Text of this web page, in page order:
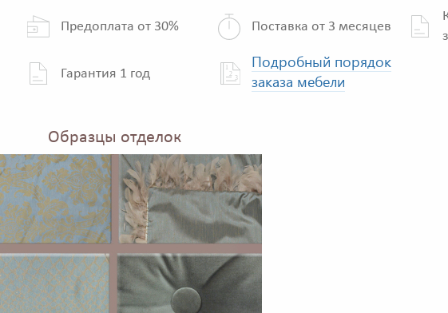
Предоплата от 30% Поставка от 3 месяцев
Гарантия 1 год
Подробный порядок
заказа мебели
Образцы отделок